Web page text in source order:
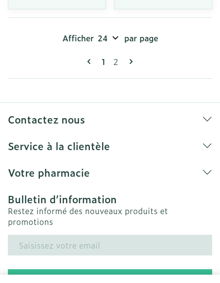
Pages
Vous lisez actuellement la
1 Page
2
Afficher par page
Contactez nous
Service à la clientèle
Votre pharmacie
Bulletin d’information
Restez informé des nouveaux produits et
promotions
Adresse mail